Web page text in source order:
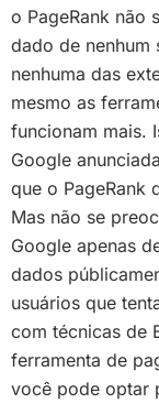
o PageRank não
dado de nenhum
nenhuma das
mesmo as
funcionam mais.
Google
que o PageRank
Mas não se
Google apenas
dados
usuários que
com técnicas de
ferramenta de
você pode optar